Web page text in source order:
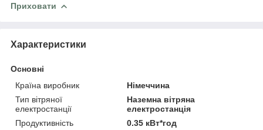
Приховати
Характеристики
Основні
Країна виробник
Німеччина
Тип вітряної
електростанції
Наземна вітряна
електростанція
Продуктивність
0.35 кВт*год